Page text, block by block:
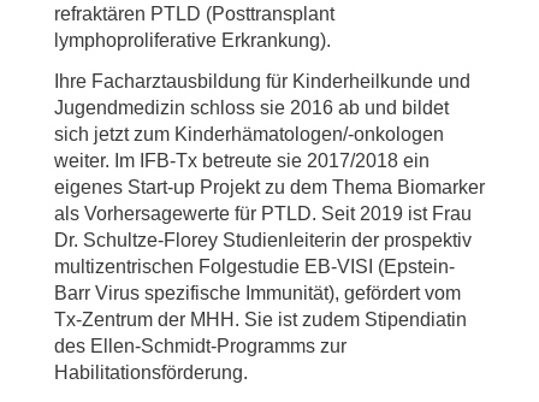
refraktären PTLD (Posttransplant
lymphoproliferative Erkrankung).
Ihre Facharztausbildung für Kinderheilkunde und
Jugendmedizin schloss sie 2016 ab und bildet
sich jetzt zum Kinderhämatologen/-onkologen
weiter. Im IFB-Tx betreute sie 2017/2018 ein
eigenes Start-up Projekt zu dem Thema Biomarker
als Vorhersagewerte für PTLD. Seit 2019 ist Frau
Dr. Schultze-Florey Studienleiterin der prospektiv
multizentrischen Folgestudie EB-VISI (Epstein-
Barr Virus spezifische Immunität), gefördert vom
Tx-Zentrum der MHH. Sie ist zudem Stipendiatin
des Ellen-Schmidt-Programms zur
Habilitationsförderung.